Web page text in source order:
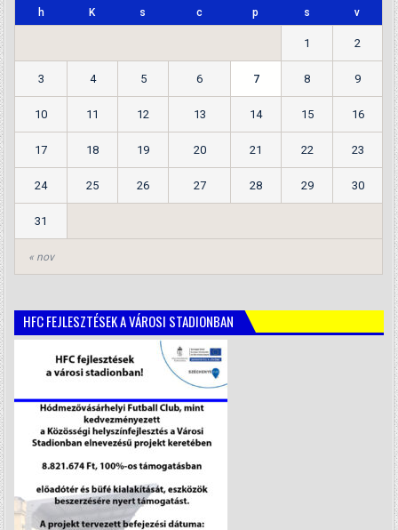
h K s c p s v
« nov
1 2
3 4 5 6 7 8 9
10 11 12 13 14 15 16
17 18 19 20 21 22 23
24 25 26 27 28 29 30
31
HFC FEJLESZTÉSEK A VÁROSI STADIONBAN